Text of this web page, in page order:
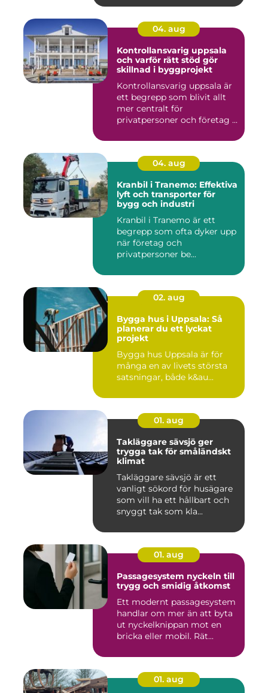
04. aug
Kontrollansvarig uppsala
och varför rätt stöd gör
skillnad i byggprojekt
Kontrollansvarig uppsala är
ett begrepp som blivit allt
mer centralt för
privatpersoner och företag ...
04. aug
Kranbil i Tranemo: Effektiva
lyft och transporter för
bygg och industri
Kranbil i Tranemo är ett
begrepp som ofta dyker upp
när företag och
privatpersoner be...
02. aug
Bygga hus i Uppsala: Så
planerar du ett lyckat
projekt
Bygga hus Uppsala är för
många en av livets största
satsningar, både k&au...
01. aug
Takläggare sävsjö ger
trygga tak för småländskt
klimat
Takläggare sävsjö är ett
vanligt sökord för husägare
som vill ha ett hållbart och
snyggt tak som kla...
01. aug
Passagesystem nyckeln till
trygg och smidig åtkomst
Ett modernt passagesystem
handlar om mer än att byta
ut nyckelknippan mot en
bricka eller mobil. Rät...
01. aug